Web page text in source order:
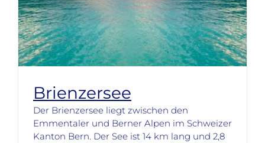
Brienzersee
Der Brienzersee liegt zwischen den
Emmentaler und Berner Alpen im Schweizer
Kanton Bern. Der See ist 14 km lang und 2,8